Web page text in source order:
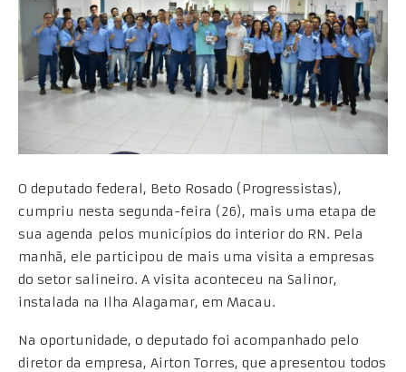
O deputado federal, Beto Rosado (Progressistas),
cumpriu nesta segunda-feira (26), mais uma etapa de
sua agenda pelos municípios do interior do RN. Pela
manhã, ele participou de mais uma visita a empresas
do setor salineiro. A visita aconteceu na Salinor,
instalada na Ilha Alagamar, em Macau.
Na oportunidade, o deputado foi acompanhado pelo
diretor da empresa, Airton Torres, que apresentou todos